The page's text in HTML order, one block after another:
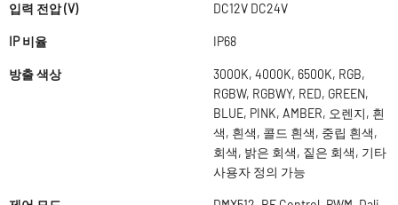
입력 전압 (V) DC12V DC24V
IP 비율 IP68
방출 색상
3000K, 4000K, 6500K, RGB,
RGBW, RGBWY, RED, GREEN,
BLUE, PINK, AMBER, 오렌지, 흰
색, 흰색, 콜드 흰색, 중립 흰색,
회색, 밝은 회색, 짙은 회색, 기타
사용자 정의 가능